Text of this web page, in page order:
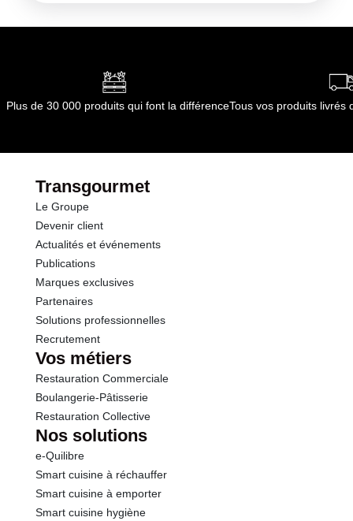
Plus de 30 000 produits qui font la différenceTous vos produits livrés
Transgourmet
Le Groupe
Devenir client
Actualités et événements
Publications
Marques exclusives
Partenaires
Solutions professionnelles
Recrutement
Vos métiers
Restauration Commerciale
Boulangerie-Pâtisserie
Restauration Collective
Nos solutions
e-Quilibre
Smart cuisine à réchauffer
Smart cuisine à emporter
Smart cuisine hygiène